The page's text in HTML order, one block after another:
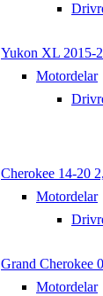
Yukon XL 2015-
Motordelar
Cherokee 14-20
Motordelar
Grand Cherokee
Motordelar